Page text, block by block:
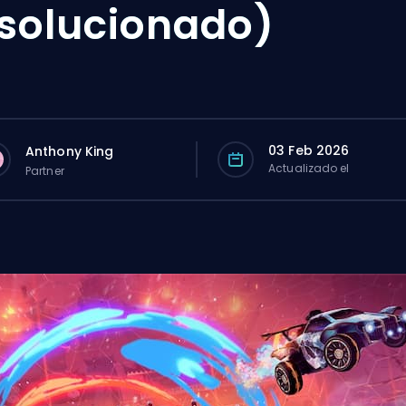
Anthony King
Partner
03 Feb 2026
Actualizado el